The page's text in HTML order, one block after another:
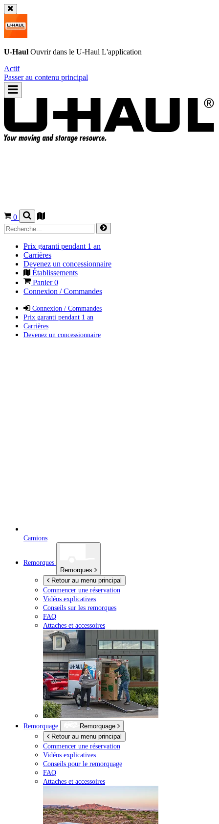
U-Haul Ouvrir dans le U-Haul L'application
Actif
Passer au contenu principal
0
Prix garanti pendant 1 an
Carrières
Devenez un concessionnaire
Établissements
Panier0
Connexion / Commandes
Connexion / Commandes
Prix garanti pendant 1 an
Carrières
Devenez un concessionnaire
Camions
Remorques
Remorques
Retour au menu principal
Commencer une réservation
Vidéos explicatives
Conseils sur les remorques
FAQ
Attaches et accessoires
Remorquage
Remorquage
Retour au menu principal
Commencer une réservation
Vidéos explicatives
Conseils pour le remorquage
FAQ
Attaches et accessoires